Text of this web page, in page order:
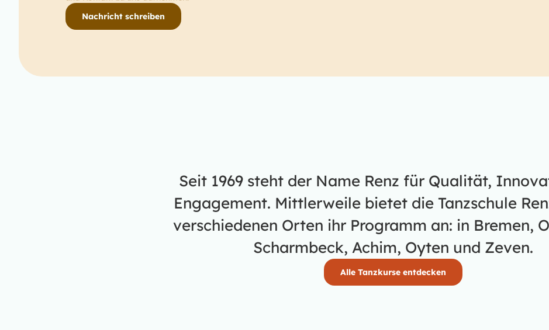
Nachricht schreiben
Seit 1969 steht der Name Renz für Qualität,
Engagement. Mittlerweile bietet die Tanzschule
verschiedenen Orten ihr Programm an: in Bremen,
Scharmbeck, Achim, Oyten und Zeven.
Alle Tanzkurse entdecken